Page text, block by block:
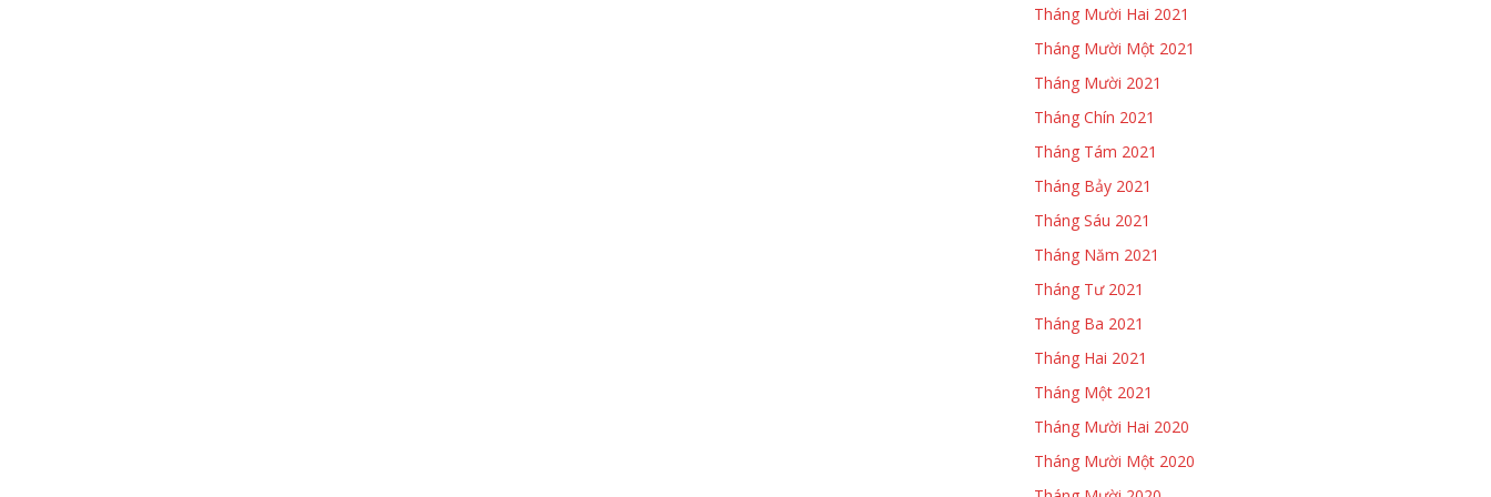
Tháng Mười Hai 2021
Tháng Mười Một 2021
Tháng Mười 2021
Tháng Chín 2021
Tháng Tám 2021
Tháng Bảy 2021
Tháng Sáu 2021
Tháng Năm 2021
Tháng Tư 2021
Tháng Ba 2021
Tháng Hai 2021
Tháng Một 2021
Tháng Mười Hai 2020
Tháng Mười Một 2020